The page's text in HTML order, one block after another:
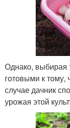
Однако, выбирая
готовыми к тому,
случае дачник
урожая этой